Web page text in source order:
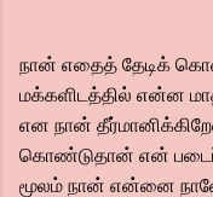
நான் எதைத் தேடிக்
மக்களிடத்தில் என்ன
என நான்
கொண்டுதான் என்
மூலம் நான் என்னை நானே